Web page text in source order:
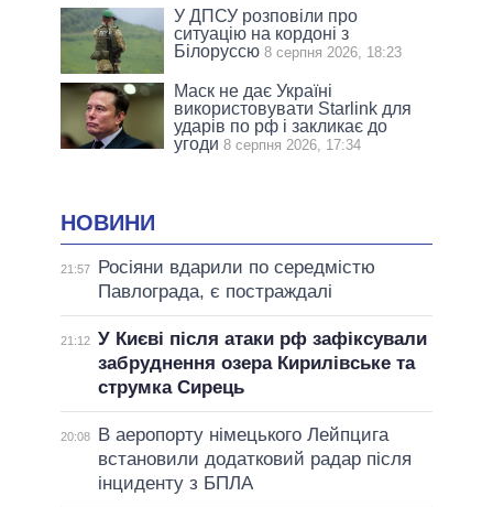
У ДПСУ розповіли про
ситуацію на кордоні з
Білоруссю 8 серпня 2026, 18:23
Маск не дає Україні
використовувати Starlink для
ударів по рф і закликає до
угоди 8 серпня 2026, 17:34
НОВИНИ
21:57
Росіяни вдарили по середмістю
Павлограда, є постраждалі
21:12 У Києві після атаки рф зафіксували
забруднення озера Кирилівське та
струмка Сирець
20:08
В аеропорту німецького Лейпцига
встановили додатковий радар після
інциденту з БПЛА